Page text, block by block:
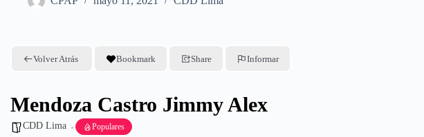
Volver Atrás Bookmark Share Informar
Mendoza Castro Jimmy Alex
CDD Lima Populares